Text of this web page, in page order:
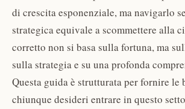
di crescita esponenziale, ma navigarlo
strategica equivale a scommettere alla
corretto non si basa sulla fortuna, ma
sulla strategia e su una profonda
Questa guida è strutturata per fornire le
chiunque desideri entrare in questo